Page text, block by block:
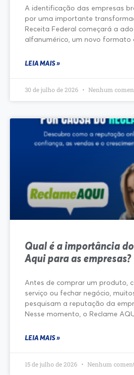
A identificação das empresas
por uma importante
Receita Federal começará a
alfanumérico, um novo formato
LEIA MAIS »
30 de julho de 2026 Nenhum
Qual é a importância
Aqui para as empresas?
Antes de comprar um produto,
serviço ou fechar negócio,
pesquisam a reputação da
Nesse momento, o Reclame
LEIA MAIS »
15 de julho de 2026 Nenhum